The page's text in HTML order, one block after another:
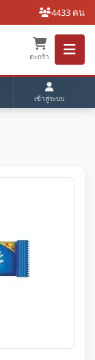
4433 คน
ตะกร้า
เข้าสู่ระบบ